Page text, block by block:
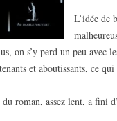
L’idée de
on s’y perd un peu avec
et aboutissants, ce
roman, assez lent, a fini